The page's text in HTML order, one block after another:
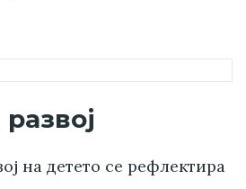
на детето се рефлектира